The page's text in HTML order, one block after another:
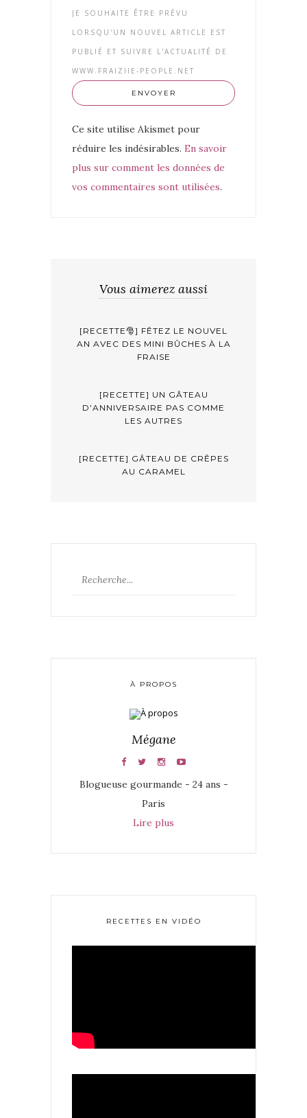
JE SOUHAITE ÊTRE PRÉVU
LORSQU'UN NOUVEL ARTICLE EST
PUBLIÉ ET SUIVRE L'ACTUALITÉ DE
WWW.FRAIZIIE-PEOPLE.NET
Ce site utilise Akismet pour
réduire les indésirables. En savoir
plus sur comment les données de
vos commentaires sont utilisées.
Vous aimerez aussi
[RECETTE🎅] FÊTEZ LE NOUVEL
AN AVEC DES MINI BÛCHES À LA
FRAISE
[RECETTE] UN GÂTEAU
D’ANNIVERSAIRE PAS COMME
LES AUTRES
[RECETTE] GÂTEAU DE CRÊPES
AU CARAMEL
À PROPOS
Mégane
Blogueuse gourmande - 24 ans -
Paris
Lire plus
RECETTES EN VIDÉO